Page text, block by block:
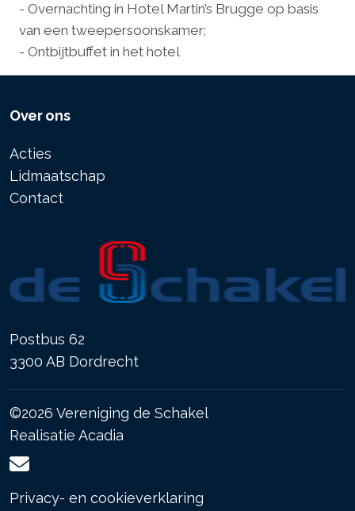
- Overnachting in Hotel Martin’s Brugge op basis
van een tweepersoonskamer;
- Ontbijtbuffet in het hotel
Over ons
Acties
Lidmaatschap
Contact
Postbus 62
3300 AB Dordrecht
©2026 Vereniging de Schakel
Realisatie Acadia
Privacy- en cookieverklaring